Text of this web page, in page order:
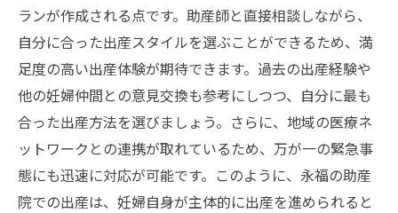
ランが作成される点です。助産師と直接相談しながら、
自分に合った出産スタイルを選ぶことができるため、満
足度の高い出産体験が期待できます。過去の出産経験や
他の妊婦仲間との意見交換も参考にしつつ、自分に最も
合った出産方法を選びましょう。さらに、地域の医療ネ
ットワークとの連携が取れているため、万が一の緊急事
態にも迅速に対応が可能です。このように、永福の助産
院での出産は、妊婦自身が主体的に出産を進められると